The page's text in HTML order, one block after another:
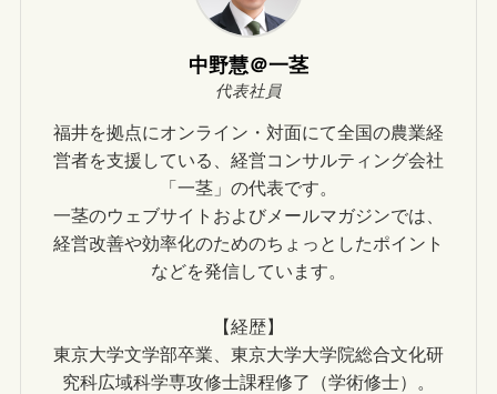
中野慧＠一茎
代表社員
福井を拠点にオンライン・対面にて全国の農業経
営者を支援している、経営コンサルティング会社
「一茎」の代表です。
一茎のウェブサイトおよびメールマガジンでは、
経営改善や効率化のためのちょっとしたポイント
などを発信しています。
【経歴】
東京大学文学部卒業、東京大学大学院総合文化研
究科広域科学専攻修士課程修了（学術修士）。